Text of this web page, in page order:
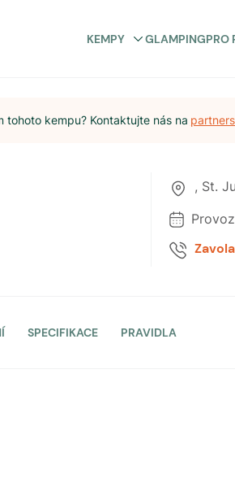
KEMPY GLAMPINGPRO
tohoto kempu? Kontaktujte nás na
, St.
SPECIFIKACE PRAVIDLA